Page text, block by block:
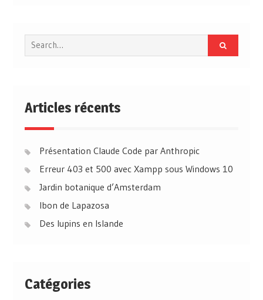
Search
for:
Articles récents
Présentation Claude Code par Anthropic
Erreur 403 et 500 avec Xampp sous Windows 10
Jardin botanique d’Amsterdam
Ibon de Lapazosa
Des lupins en Islande
Catégories